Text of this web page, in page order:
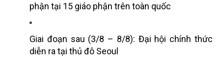
phận tại 15 giáo phận trên toàn quốc
Giai đoạn sau (3/8 – 8/8): Đại hội chính thức
diễn ra tại thủ đô Seoul